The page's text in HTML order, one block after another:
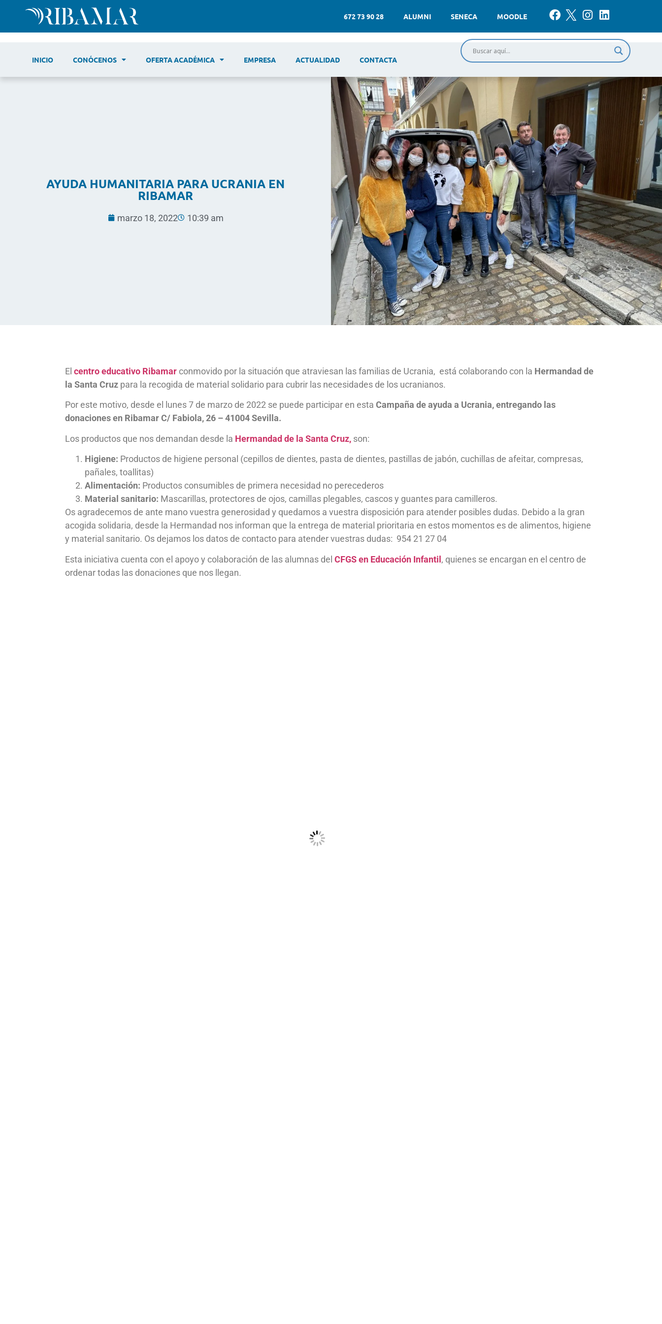
672 73 90 28 ALUMNI SENECA MOODLE
INICIO CONÓCENOS OFERTA ACADÉMICA EMPRESA ACTUALIDAD CONTACTA
AYUDA HUMANITARIA PARA UCRANIA EN
RIBAMAR
marzo 18, 2022 10:39 am
El centro educativo Ribamar conmovido por la situación que atraviesan las familias de Ucrania, está colaborando con la Hermandad de
la Santa Cruz para la recogida de material solidario para cubrir las necesidades de los ucranianos.
Por este motivo, desde el lunes 7 de marzo de 2022 se puede participar en esta Campaña de ayuda a Ucrania, entregando las
donaciones en Ribamar C/ Fabiola, 26 – 41004 Sevilla.
Los productos que nos demandan desde la Hermandad de la Santa Cruz, son:
Higiene: Productos de higiene personal (cepillos de dientes, pasta de dientes, pastillas de jabón, cuchillas de afeitar, compresas,
pañales, toallitas)
Alimentación: Productos consumibles de primera necesidad no perecederos
Material sanitario: Mascarillas, protectores de ojos, camillas plegables, cascos y guantes para camilleros.
Os agradecemos de ante mano vuestra generosidad y quedamos a vuestra disposición para atender posibles dudas. Debido a la gran
acogida solidaria, desde la Hermandad nos informan que la entrega de material prioritaria en estos momentos es de alimentos, higiene
y material sanitario. Os dejamos los datos de contacto para atender vuestras dudas: 954 21 27 04
Esta iniciativa cuenta con el apoyo y colaboración de las alumnas del CFGS en Educación Infantil, quienes se encargan en el centro de
ordenar todas las donaciones que nos llegan.